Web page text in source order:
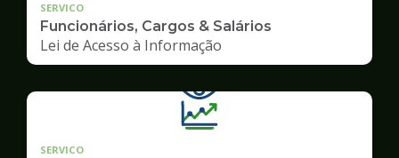
SERVICO
Funcionários, Cargos & Salários
Lei de Acesso à Informação
SERVICO